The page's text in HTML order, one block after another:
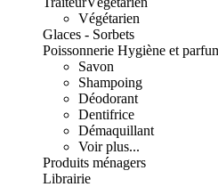
Végétarien
Glaces - Sorbets
Poissonnerie Hygiène et
Savon
Shampoing
Déodorant
Dentifrice
Démaquillant
Voir plus...
Produits ménagers
Librairie